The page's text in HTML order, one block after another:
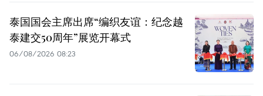
泰国国会主席出席“编织友谊：纪念越
泰建交50周年”展览开幕式
06/08/2026 08:23